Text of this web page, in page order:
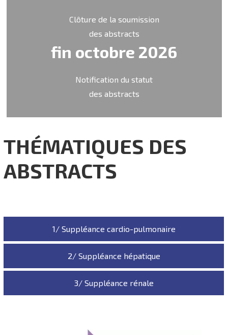
Clôture de la soumission
des abstracts
fin octobre 2026
Notification du statut
des abstracts
THÉMATIQUES DES
ABSTRACTS
1/ Suppléance cardio-pulmonaire
2/ Suppléance hépatique
3/ Suppléance rénale